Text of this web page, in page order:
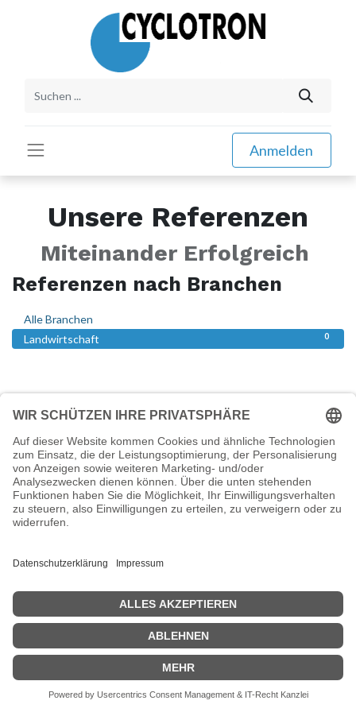
Anmelden
Unsere Referenzen
Miteinander Erfolgreich
Referenzen nach Branchen
Alle Branchen
0
Landwirtschaft
Kein Treffer gefunden
Rufen Sie uns an
Hinweis:Diese Rufnummer steht Ihnen für Fragen zu unseren